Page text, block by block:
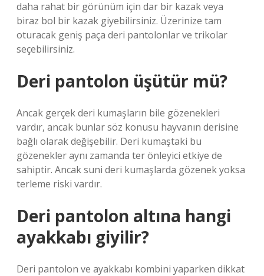
daha rahat bir görünüm için dar bir kazak veya
biraz bol bir kazak giyebilirsiniz. Üzerinize tam
oturacak geniş paça deri pantolonlar ve trikolar
seçebilirsiniz.
Deri pantolon üşütür mü?
Ancak gerçek deri kumaşların bile gözenekleri
vardır, ancak bunlar söz konusu hayvanın derisine
bağlı olarak değişebilir. Deri kumaştaki bu
gözenekler aynı zamanda ter önleyici etkiye de
sahiptir. Ancak suni deri kumaşlarda gözenek yoksa
terleme riski vardır.
Deri pantolon altına hangi
ayakkabı giyilir?
Deri pantolon ve ayakkabı kombini yaparken dikkat